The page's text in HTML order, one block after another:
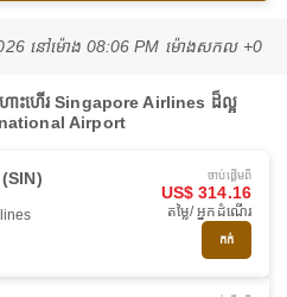
នៅ​ម៉ោង 08:06 PM ម៉ោង​សកល +0
ោះហើរ Singapore Airlines ដ៏ល្អ
Airport
ចាប់ផ្ដើមពី
US$ 314.16
តម្លៃ/ អ្នកដំណើរ
កក់